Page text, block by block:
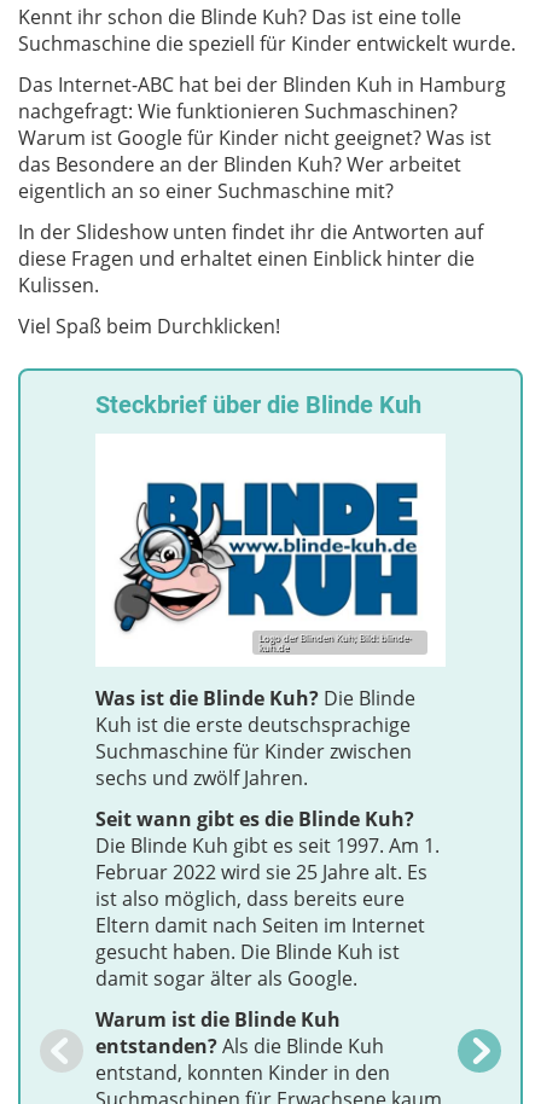
Kennt ihr schon die Blinde Kuh? Das ist eine tolle
Suchmaschine die speziell für Kinder entwickelt wurde.
Das Internet-ABC hat bei der Blinden Kuh in Hamburg
nachgefragt: Wie funktionieren Suchmaschinen?
Warum ist Google für Kinder nicht geeignet? Was ist
das Besondere an der Blinden Kuh? Wer arbeitet
eigentlich an so einer Suchmaschine mit?
In der Slideshow unten findet ihr die Antworten auf
diese Fragen und erhaltet einen Einblick hinter die
Kulissen.
Viel Spaß beim Durchklicken!
Steckbrief über die Blinde Kuh
Logo der Blinden Kuh; Bild: blinde-
kuh.de
Was ist die Blinde Kuh? Die Blinde
Kuh ist die erste deutschsprachige
Suchmaschine für Kinder zwischen
sechs und zwölf Jahren.
Seit wann gibt es die Blinde Kuh?
Die Blinde Kuh gibt es seit 1997. Am 1.
Februar 2022 wird sie 25 Jahre alt. Es
ist also möglich, dass bereits eure
Eltern damit nach Seiten im Internet
gesucht haben. Die Blinde Kuh ist
damit sogar älter als Google.
Warum ist die Blinde Kuh
entstanden?Als die Blinde Kuh
entstand, konnten Kinder in den